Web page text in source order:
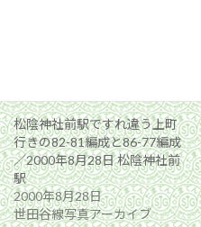
松陰神社前駅ですれ違う上町
行きの82-81編成と86-77編成
／2000年8月28日 松陰神社前
駅
2000年8月28日
世田谷線写真アーカイブ